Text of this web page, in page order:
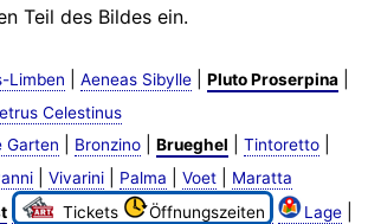
Teil des Bildes ein.
Limben Aeneas Sibylle| Pluto Proserpina|
Celestinus
Garten Bronzino| Brueghel Tintoretto|
| Vivarini| Palma Voet|
Maratta
Tickets Öffnungszeiten Lage|